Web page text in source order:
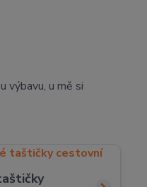
výbavu, u mě si